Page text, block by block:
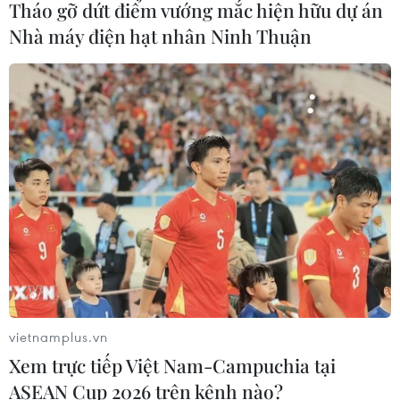
đường, 18 hành khách thoát nạn
07/08/2026 08:39
Xem thêm
CƠ QUAN CHỦ QUẢN: THÔNG TẤN XÃ VIỆT NAM
Tổng Biên tập: TRẦN TIẾN DUẨN
Phó Tổng Biên tập: NGUYỄN THỊ TÁM, KHÚC THANH
THỦY
Sở hữu trí tuệ
Quy định sử dụng
Tháo gỡ dứt điểm vướng mắc hiện hữu dự án
Nhà máy điện hạt nhân Ninh Thuận
vietnamplus.vn
Xem trực tiếp Việt Nam-Campuchia tại
ASEAN Cup 2026 trên kênh nào?